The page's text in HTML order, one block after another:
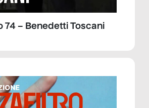
74 – Benedetti Toscani